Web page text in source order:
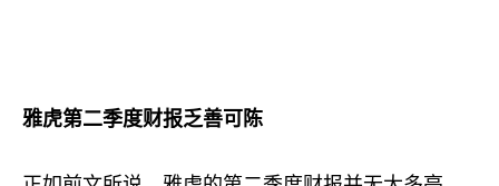
雅虎第二季度财报乏善可陈